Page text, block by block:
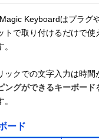
Keyboardはプラグ
トで取り付けるだけで使
ックでの文字入力は時間
ングができるキーボード
ード